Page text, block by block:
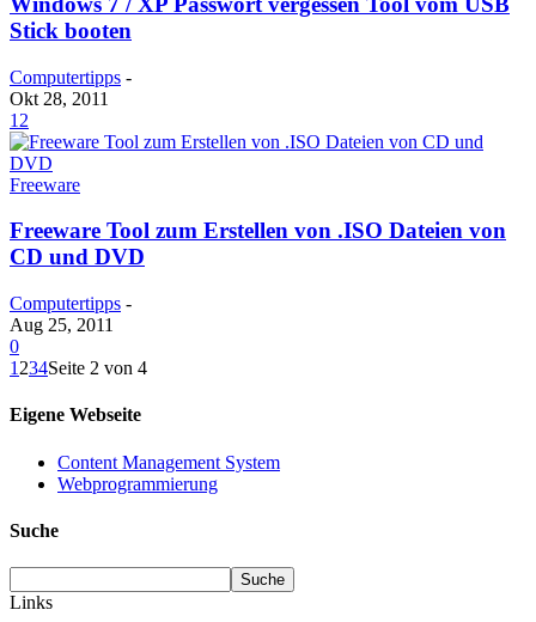
Stick booten
Computertipps -
Okt 28, 2011
12
Freeware
Freeware Tool zum Erstellen von .ISO Dateien von
CD und DVD
Computertipps -
Aug 25, 2011
0
1 234Seite 2 von 4
Eigene Webseite
Content Management System
Webprogrammierung
Suche
Links